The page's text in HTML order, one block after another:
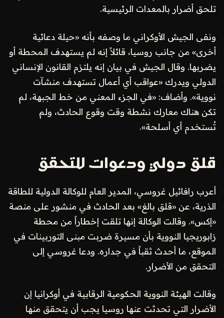
تلحق أضرار بالمعدات الرئيسية.
ونفى الجيش الأوكراني ما وصفه بأنه «حيلة دعائية
أخرى» من جانب روسيا، قائلاً إنه لم يستهدف المحطة أو
يضربها. وقال الجيش في بيان إنه يلتزم القانون الإنساني
الدولي ويدرك «عواقب أي أعمال تستهدف منشآت
نووية». وأضاف: «في الجزء المعني من خط الجبهة، لم
تكن هناك معارك نشطة وقت وقوع الحادث، ولم
تُستخدم أي أسلحة».
قلق دولي ودعوات للتحقق
أعرب رافائيل غروسي، المدير العام للوكالة الدولية للطاقة
الذرية، عن «قلق بالغ» بعد الحادث في منشور على منصة
«إكس». وقالت الوكالة إنها تلقت إخطاراً من محطة
زابوريجيا النووية بأن مسيرة ضربت مبنى التوربينات في
الموقع، ما أحدث ثقباً في جداره. ودعا غروسي إلى
التحقق من الأضرار.
وقالت الهيئة النووية الحكومية الرقابية في أوكرانيا إن
الأضرار التي تحدثت عنها روسيا يجب أن يتحقق منها